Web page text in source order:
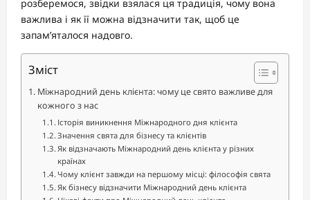
розберемося, звідки взялася ця традиція, чому вона
важлива і як її можна відзначити так, щоб це
запам’яталося надовго.
Зміст
Міжнародний день клієнта: чому це свято важливе для
кожного з нас
Історія виникнення Міжнародного дня клієнта
Значення свята для бізнесу та клієнтів
Як відзначають Міжнародний день клієнта у різних
країнах
Чому клієнт завжди на першому місці: філософія свята
Як бізнесу відзначити Міжнародний день клієнта